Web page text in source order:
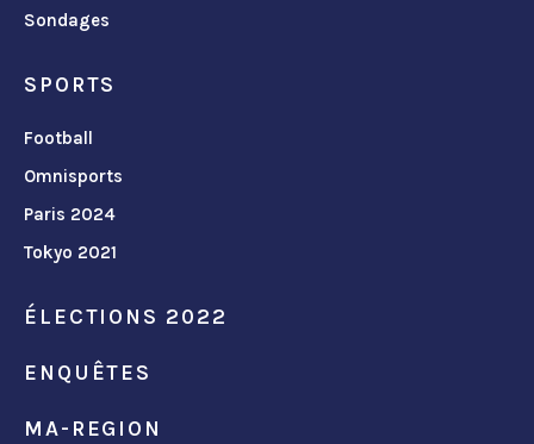
Sondages
SPORTS
Football
Omnisports
Paris 2024
Tokyo 2021
ÉLECTIONS 2022
ENQUÊTES
MA-REGION